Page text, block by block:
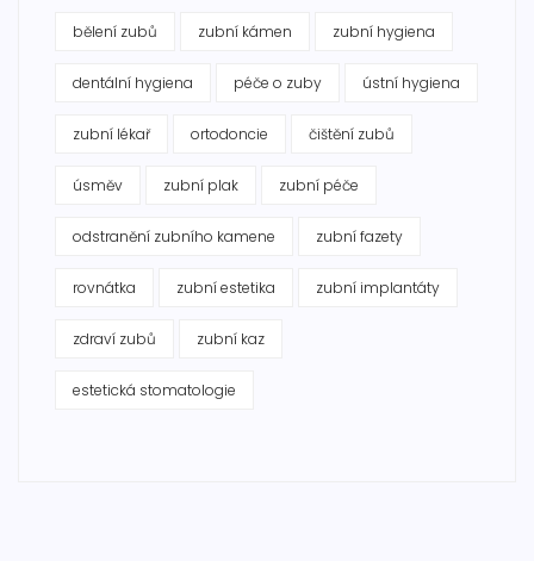
bělení zubů zubní kámen zubní hygiena
dentální hygiena péče o zuby ústní hygiena
zubní lékař ortodoncie čištění zubů
úsměv zubní plak zubní péče
odstranění zubního kamene zubní fazety
rovnátka zubní estetika zubní implantáty
zdraví zubů zubní kaz
estetická stomatologie